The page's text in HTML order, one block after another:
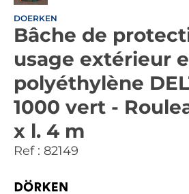
DOERKEN
Bâche de
usage extérieur
polyéthylène
1000 vert -
x l. 4 m
Ref : 82149